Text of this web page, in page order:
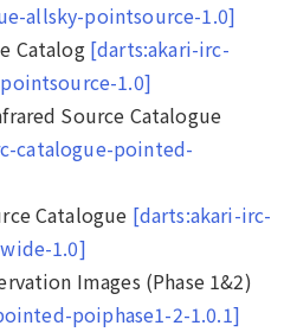
allsky-pointsource-1.0]
Catalog [darts:akari-irc-
1.0]
Source Catalogue
catalogue-pointed-
Catalogue [darts:akari-irc-
1.0]
Images (Phase 1&2)
poiphase1-2-1.0.1]